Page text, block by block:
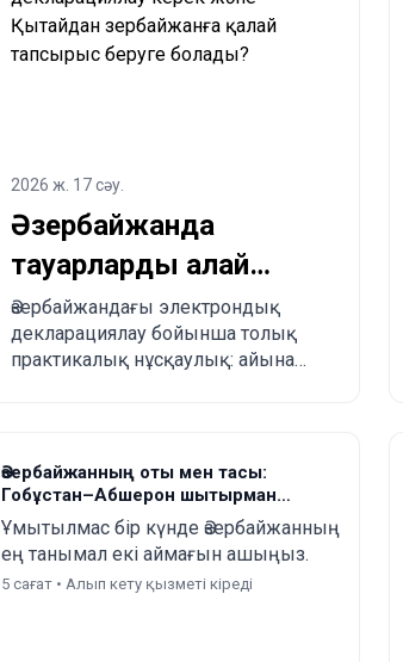
2026 ж. 17 сәу.
Әзербайжанда
тауарларды қалай
декларациялау керек
және Қытайдан
болады?
Әзербайжандағы электрондық
декларациялау бойынша толық
практикалық нұсқаулық: айына
тауарлар, жеткізу мерзімдері
және Қытайдан, Түркиядан, АҚШ-
тан және басқа елдерден
Әзербайжанға қадам-қадаммен
тапсырыс беру үдерісі.
Әзербайжанның оты мен тасы:
Гобұстан–Абшерон шытырман
оқиғасы
Ұмытылмас бір күнде Әзербайжанның
ең танымал екі аймағын ашыңыз.
5 сағат • Алып кету қызметі кіреді